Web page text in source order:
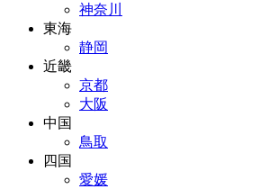
神奈川
東海
静岡
近畿
京都
大阪
中国
鳥取
四国
愛媛